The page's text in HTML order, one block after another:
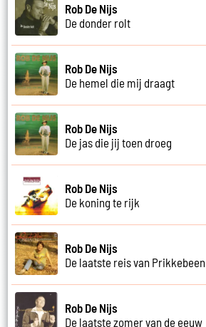
Rob De Nijs
De donder rolt
Rob De Nijs
De hemel die mij draagt
Rob De Nijs
De jas die jij toen droeg
Rob De Nijs
De koning te rijk
Rob De Nijs
De laatste reis van Prikkebeen
Rob De Nijs
De laatste zomer van de eeuw